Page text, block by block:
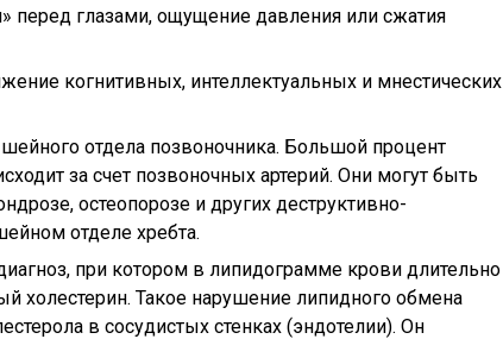
перед глазами, ощущение давления или сжатия
когнитивных, интеллектуальных и мнестических
отдела позвоночника. Большой процент
за счет позвоночных артерий. Они могут быть
остеопорозе и других деструктивно-
отделе хребта.
при котором в липидограмме крови длительно
холестерин. Такое нарушение липидного обмена
в сосудистых стенках (эндотелии). Он